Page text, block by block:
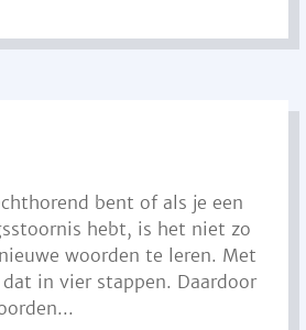
bent of als je een
hebt, is het niet zo
woorden te leren. Met
in vier stappen. Daardoor